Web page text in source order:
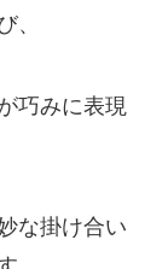
、
巧みに表現
な掛け合い